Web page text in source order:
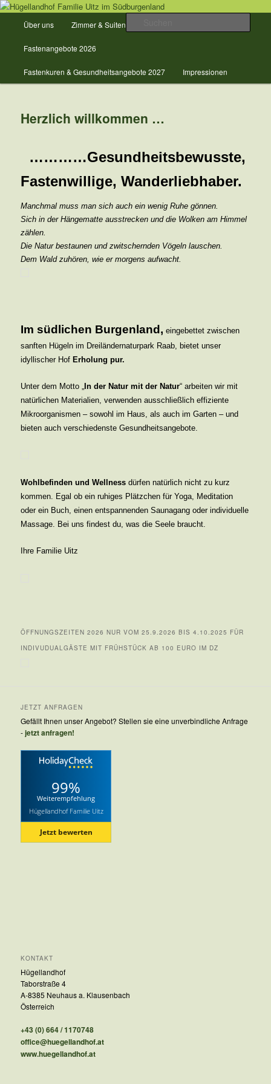
Zum
primären
springenHügellandhof Familie Uitz im
Südburgenland
Urlaub + Gesundheit in der Natur im Burgenland
HauptmenüÜber uns Zimmer & Suiten
Fastenangebote 2026
Fastenkuren & Gesundheitsangebote 2027 Impressionen
Herzlich willkommen …
…………Gesundheitsbewusste,
Fastenwillige, Wanderliebhaber.
Manchmal muss man sich auch ein wenig Ruhe gönnen.
Sich in der Hängematte ausstrecken und die Wolken am Himmel
zählen.
Die Natur bestaunen und zwitschernden Vögeln lauschen.
Dem Wald zuhören, wie er morgens aufwacht.
Im südlichen Burgenland, eingebettet zwischen
sanften Hügeln im Dreiländernaturpark Raab, bietet unser
idyllischer HofErholung pur.
Unter dem Motto „In der Natur mit der Natur“ arbeiten wir mit
natürlichen Materialien, verwenden ausschließlich effiziente
Mikroorganismen – sowohl im Haus, als auch im Garten – und
bieten auch verschiedenste Gesundheitsangebote.
Wohlbefinden und Wellness dürfen natürlich nicht zu kurz
kommen. Egal ob ein ruhiges Plätzchen für Yoga, Meditation
oder ein Buch, einen entspannenden Saunagang oder individuelle
Massage. Bei uns findest du, was die Seele braucht.
Ihre Familie Uitz
ÖFFNUNGSZEITEN 2026 NUR VOM 25.9.2026 BIS 4.10.2025 FÜR
INDIVUDUALGÄSTE MIT FRÜHSTÜCK AB 100 EURO IM DZ
JETZT ANFRAGEN
Gefällt Ihnen unser Angebot? Stellen sie eine unverbindliche Anfrage
-jetzt anfragen!
99%
Weiterempfehlung
Hügellandhof Familie Uitz
Jetzt bewerten
KONTAKT
Hügellandhof
Taborstraße 4
A-8385 Neuhaus a. Klausenbach
Österreich
+43 (0) 664 / 1170748
office@huegellandhof.at
www.huegellandhof.at